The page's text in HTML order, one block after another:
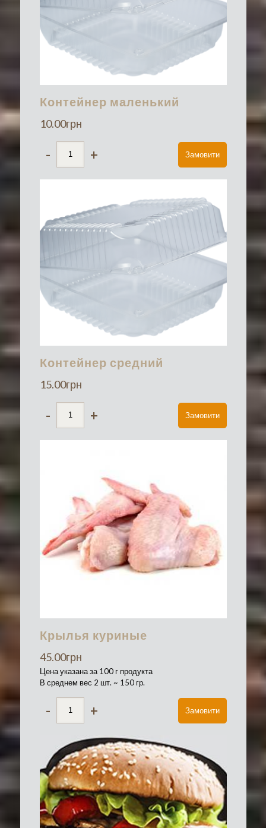
Контейнер маленький
10.00грн
- + Замовити
Контейнер средний
15.00грн
- + Замовити
Крылья куриные
45.00грн
Цена указана за 100 г продукта
В среднем вес 2 шт. ~ 150 гр.
- + Замовити